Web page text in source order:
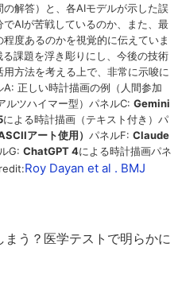
解答）と、各AIモデルが示した誤
AIが苦戦しているのか、また、最
度あるのかを視覚的に伝えていま
課題を浮き彫りにし、今後の技術
方法を考える上で、非常に示唆に
正しい時計描画の例（人間参加
ルツハイマー型）パネルC: Gemini
による時計描画（テキスト付き）パ
アート使用） パネルF: Claude
G: ChatGPT 4による時計描画パネ
Roy Dayan et al . BMJ
う？医学テストで明らかに